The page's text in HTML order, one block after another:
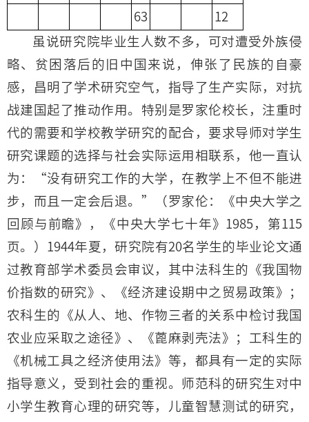
63
12
虽说研究院毕业生人数不多，可对遭受外族侵
略、贫困落后的旧中国来说，伸张了民族的自豪
感，昌明了学术研究空气，指导了生产实际，对抗
战建国起了推动作用。特别是罗家伦校长，注重时
代的需要和学校教学研究的配合，要求导师对学生
研究课题的选择与社会实际运用相联系，他一直认
为：“没有研究工作的大学，在教学上不但不能进
步，而且一定会后退。”（罗家伦：《中央大学之
回顾与前瞻》，《中央大学七十年》1985，第115
页。）1944年夏，研究院有20名学生的毕业论文通
过教育部学术委员会审议，其中法科生的《我国物
价指数的研究》、《经济建设期中之贸易政策》；
农科生的《从人、地、作物三者的关系中检讨我国
农业应采取之途径》、《蓖麻剥壳法》；工科生的
《机械工具之经济使用法》等，都具有一定的实际
指导意义，受到社会的重视。师范科的研究生对中
小学生教育心理的研究等，儿童智慧测试的研究，